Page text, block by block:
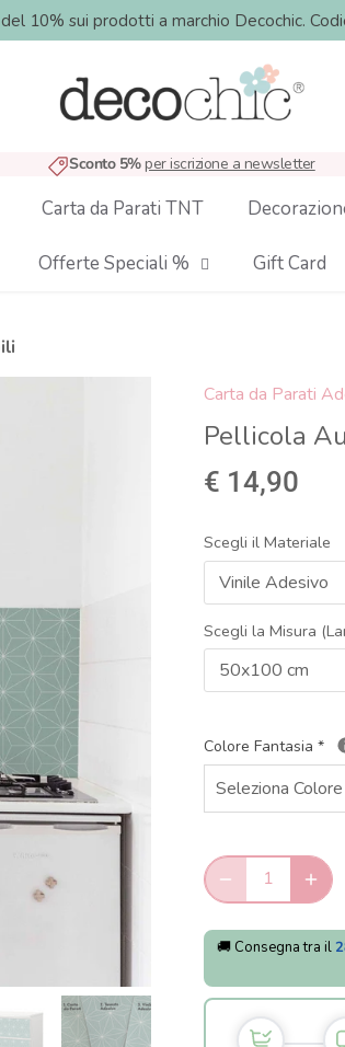
10% sui prodotti a marchio Decochic.
Sconto 5%per iscrizione a newsletter
Carta da Parati TNT
Offerte Speciali % Gift Card
Carta da Parati
Pellicola
€ 14,90
Scegli il Materiale
Vinile Adesivo
Scegli la Misura
50x100 cm
Colore Fantasia *
🚚 Consegna tra il